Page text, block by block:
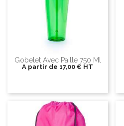
Gobelet Avec Paille 750 Ml
A partir de 17,00 € HT